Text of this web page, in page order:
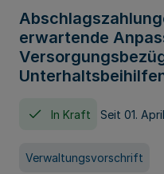
erwartende
In Kraft Seit 01.
Verwaltungsvorschrift